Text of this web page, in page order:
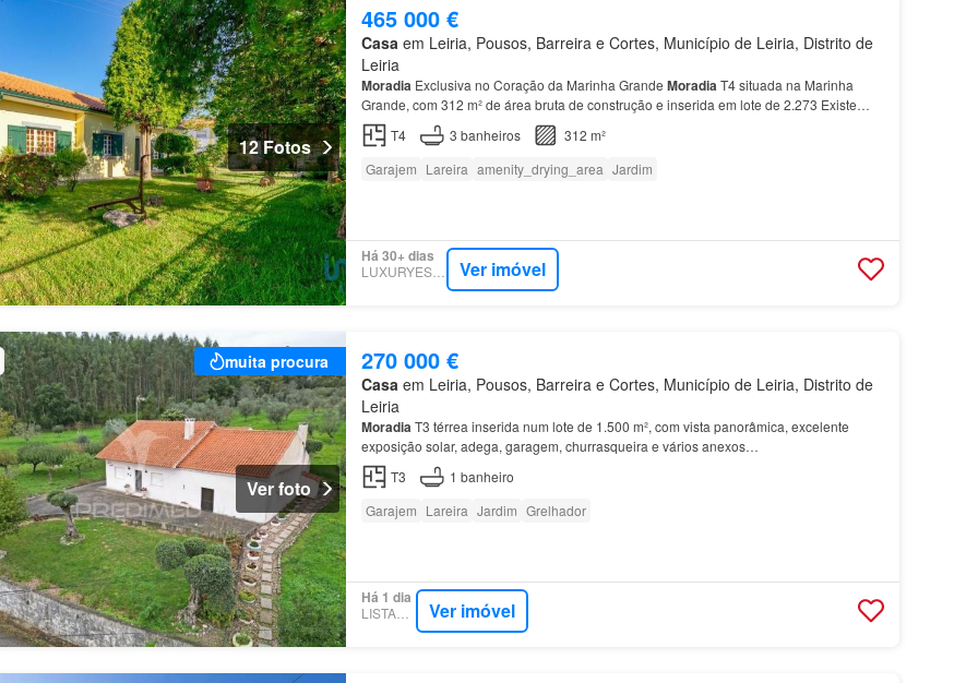
12 Fotos
465 000 €
Casa em Leiria, Pousos, Barreira e Cortes, Município de Leiria, Distrito de
Leiria
Moradia Exclusiva no Coração da Marinha Grande MoradiaT4 situada na Marinha
Grande, com 312 m² de área bruta de construção e inserida em lote de 2.273 Existe
ainda a possibilidade de aquisição apenas da área privativa (morad…
T4 3 banheiros
312 m²
Garajem Lareira amenity_drying_area Jardim
Há 30+ dias
LUXURYESTATE Ver imóvel
muita procura
Ver foto
270 000 €
Casa em Leiria, Pousos, Barreira e Cortes, Município de Leiria, Distrito de
Leiria
MoradiaT3 térrea inserida num lote de 1.500 m², com vista panorâmica, excelente
exposição solar, adega, garagem, churrasqueira e vários anexos…
T3
1 banheiro
Garajem Lareira Jardim Grelhador
Há 1 dia
LISTANZA Ver imóvel